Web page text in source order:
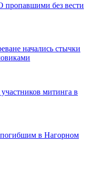
пропавшими без вести
начались стычки
митинга в
в Нагорном